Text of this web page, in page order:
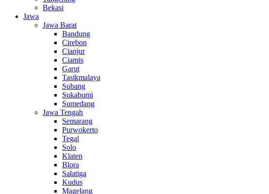
Bekasi
Jawa
Jawa Barat
Bandung
Cirebon
Cianjur
Ciamis
Garut
Tasikmalaya
Subang
Sukabumi
Sumedang
Jawa Tengah
Semarang
Purwokerto
Tegal
Solo
Klaten
Blora
Salatiga
Kudus
Magelang